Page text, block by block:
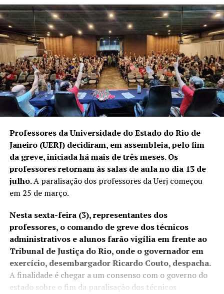
Professores daUniversidade do Estado do Rio de
Janeiro (UERJ)decidiram, em assembleia, pelo fim
da greve, iniciada há mais de três meses. Os
professores retornam às salas de aula no dia 13 de
julho.A paralisação dos professores da Uerj começou
em 25 de março.
Nesta sexta-feira (3), representantes dos
professores, o comando de greve dos técnicos
administrativos e alunos farão vigília em frente ao
Tribunal de Justiça do Rio, onde o governador em
exercício, desembargador Ricardo Couto, despacha.
A finalidade é chegar a um consenso com o governo do
estado sobre o fim da paralisação dos técnicos